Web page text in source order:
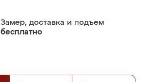
Замер, доставка и подъем
бесплатно